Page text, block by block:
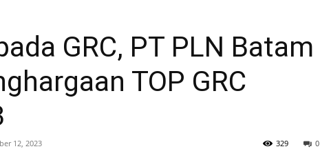
GRC, PT PLN Batam
TOP GRC
12, 2023 0
329